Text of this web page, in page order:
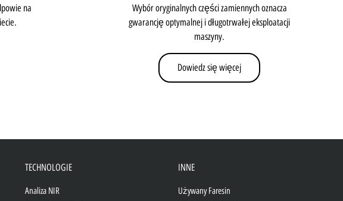
na
Wybór oryginalnych części zamiennych oznacza
gwarancję optymalnej i długotrwałej eksploatacji
maszyny.
Dowiedz się więcej
TECHNOLOGIE
Analiza NIR
INNE
Używany Faresin